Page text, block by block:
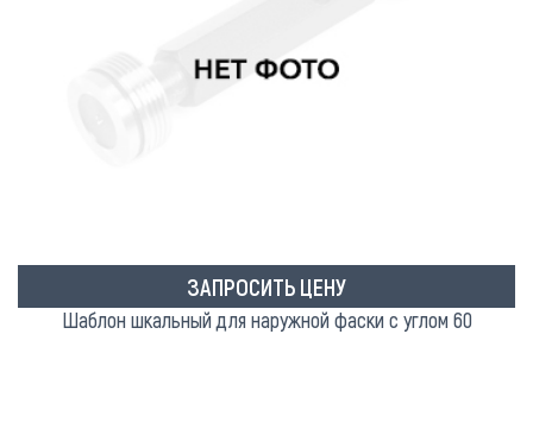
ЗАПРОСИТЬ ЦЕНУ
Шаблон шкальный для наружной фаски с углом 60